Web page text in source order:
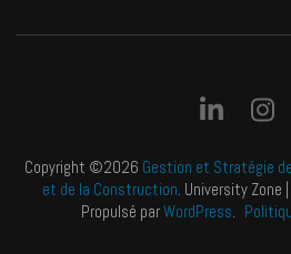
Copyright ©2026 Gestion et Stratégie
et de la Construction. University Zone
Propulsé parWordPress.